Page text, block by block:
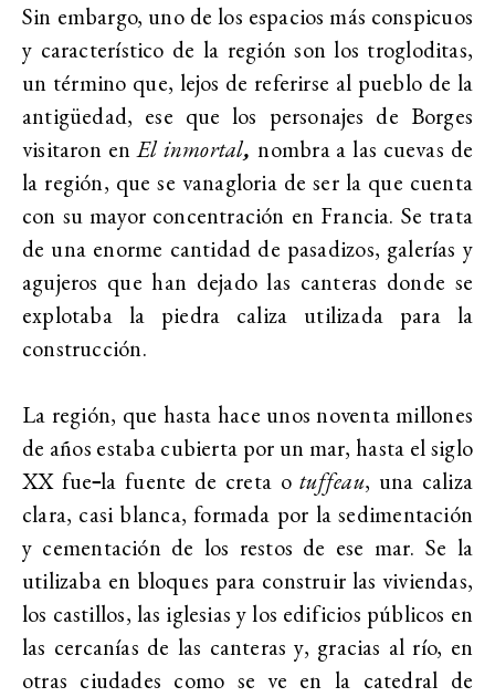
Sin embargo, uno de los espacios más conspicuos
y característico de la región son los trogloditas,
un término que, lejos de referirse al pueblo de la
antigüedad, ese que los personajes de Borges
visitaron enEl inmortal,nombra a las cuevas de
la región, que se vanagloria de ser la que cuenta
con su mayor concentración en Francia. Se trata
de una enorme cantidad de pasadizos, galerías y
agujeros que han dejado las canteras donde se
explotaba la piedra caliza utilizada para la
construcción.
La región, que hasta hace unos noventa millones
de años estaba cubierta por un mar, hasta el siglo
XX fue la fuente de creta otuffeau, una caliza
clara, casi blanca, formada por la sedimentación
y cementación de los restos de ese mar. Se la
utilizaba en bloques para construir las viviendas,
los castillos, las iglesias y los edificios públicos en
las cercanías de las canteras y, gracias al río, en
otras ciudades como se ve en la catedral de